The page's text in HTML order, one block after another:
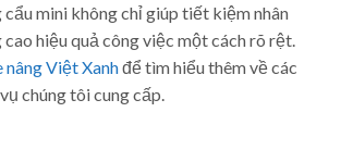
mini không chỉ giúp tiết kiệm nhân
cao hiệu quả công việc một cách rõ rệt.
nâng Việt Xanhđể tìm hiểu thêm về các
chúng tôi cung cấp.